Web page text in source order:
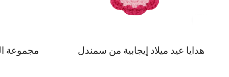
هدايا عيد
دمية تاكو كروشيه محشوة ملهمة,